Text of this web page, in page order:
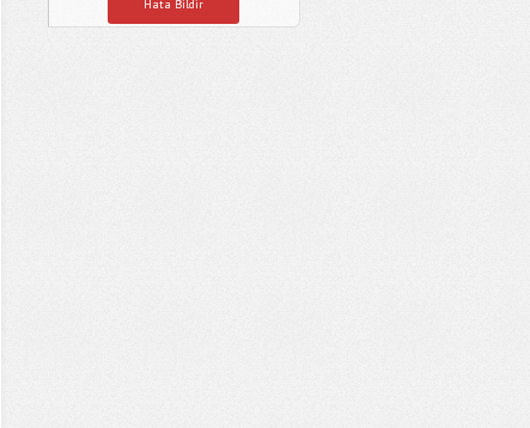
Hata Bildir